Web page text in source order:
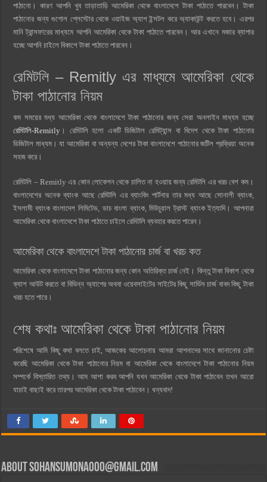
পাঠানো। কারণ আপনি খুব তাড়াতাড়ি আমেরিকা থেকে বাংলাদেশে টাকা পাঠাতে পারবেন। টাকা
পাঠানোর জন্য গুগোল প্লেস্টোর থেকে ওয়াইজ অ্যাপ ইন্সটল করে অ্যাকাউন্ট করতে হবে। এরপর
মানি ট্রান্সফারের মাধ্যমে আপনি আমেরিকা থেকে টাকা পাঠাতে পারবেন। আর এখানে মজার ব্যাপার
হচ্ছে আপনি চাইলে বিকাশে টাকা পাঠাতে পারবেন।
রেমিটলি – Remitly এর মাধ্যমে আমেরিকা থেকে
টাকা পাঠানোর নিয়ম
কম সময়ের মধ্য আমেরিকা থেকে বাংলাদেশে টাকা পাঠানোর জন্য সেরা অনলাইন মাধ্যম হচ্ছে
রেমিটলি-Remitly । রেমিটলি হলো একটি ডিজিটাল রেমিট্যান্স বা বিদেশ থেকে টাকা পাঠানোর
ডিজিটাল মাধ্যম। যা আমেরিকা বা অন্যন্য দেশের টাকা বাংলাদেশে পাঠানোর জটিল প্রক্রিয়া অনেক
সহজ করে।
রেমিটলি – Remitly এর কোন লোকেশন থেকে চালিত না হওয়ায় জন্য রেমিটলি এর খরচ বেশ কম।
বাংলাদেশের অনেক ব্যাংক আছে রেমিটলি এর ব্যাংকিং পার্টনার তার মধ্য আছে সোনালী ব্যাংক,
ইসলামী ব্যাংক বাংলাদেশ লিমিটেড, ডাচ বাংলা ব্যাংক, মিউচুয়াল ট্রাস্ট ব্যাংক ইত্যাদি। আপনারা
আমেরিকা থেকে বাংলাদেশে টাকা পাঠাতে চাইলে রেমিটলি ব্যবহার করতে পারেন।
আমেরিকা থেকে বাংলাদেশে টাকা পাঠানোর চার্জ বা খরচ কত
আমেরিকা থেকে বাংলাদেশে টাকা পাঠানোর জন্য কোন অতিরিক্ত চার্জ নেই। কিন্তু টাকা বিকাশ থেকে
ক্যাশ আউট করতে বা বিভিন্ন অ্যাপের অথবা ওয়েবসাইটের সাইটের কিছু সার্ভিস চার্জ বাবদ কিছু টাকা
খরচ হতে পারে।
শেষ কথাঃ আমেরিকা থেকে টাকা পাঠানোর নিয়ম
পরিশেষে আমি কিছু কথা বলতে চাই, আজকের আলোচনায় আমরা আপনাদের সাথে জানানোর চেষ্টা
করেছি আমেরিকা থেকে টাকা পাঠানোর নিয়ম বা আমেরিকা থেকে বাংলাদেশে টাকা পাঠানোর নিয়ম
সম্পর্কে বিস্তারিত তথ্য। আম আশা করব আপনি যখন আমেরিকা থেকে টাকা পাঠাবেন তখন আরো
যাচাই বাছাই করে তারপর আমেরিকা থেকে টাকা পাঠাবেন। ধন্যবাদ!
Aboutsohansumona000@gmail.com